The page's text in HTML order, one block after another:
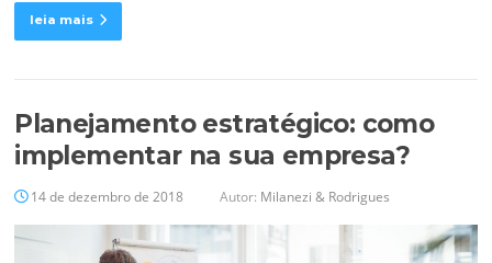
leia mais
Planejamento estratégico: como
implementar na sua empresa?
14 de dezembro de 2018 Autor: Milanezi & Rodrigues